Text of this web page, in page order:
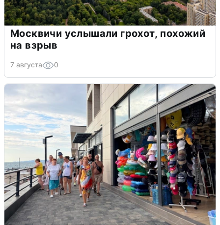
Москвичи услышали грохот, похожий
на взрыв
7 августа 0